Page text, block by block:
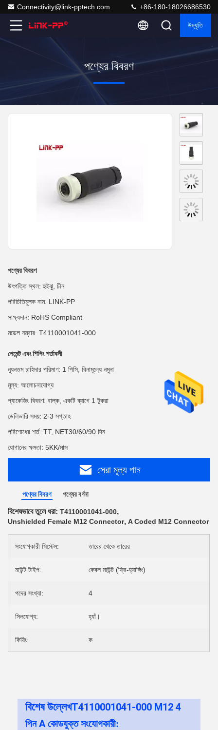
Connectivity@link-pptech.com +86-180-18026686530
উদ্ধৃতি
পণ্যের বিবরণ
পণ্যের বিবরণ
উৎপত্তি স্থল: হুইঝু, চীন
পরিচিতিমুলক নাম: LINK-PP
সাক্ষ্যদান: RoHS Compliant
মডেল নম্বার: T4110001041-000
পেমেন্ট এবং শিপিং শর্তাবলী
ন্যূনতম চাহিদার পরিমাণ: 1 পিসি, বিনামূল্যে নমুনা
মূল্য: আলোচনাযোগ্য
প্যাকেজিং বিবরণ: বাল্ক, একটি ব্যাগে 1 টুকরা
ডেলিভারি সময়: 2-3 সপ্তাহ
পরিশোধের শর্ত: TT, NET30/60/90 দিন
যোগানের ক্ষমতা: 5KK/মাস
সেরা মূল্য পান
পণ্যের বিবরণ পণ্যের বর্ণনা
বিশেষভাবে তুলে ধরা: T4110001041-000,
Unshielded Female M12 Connector, A Coded M12 Connector
সংযোগকারী সিস্টেম: তারের থেকে তারের
মাউন্ট টাইপ: কেবল মাউন্ট (ফ্রি-হ্যাঙ্গিং)
পদের সংখ্যা: 4
সিলযোগ্য: হ্যাঁ।
কিয়িং: ক
বিশেষ উল্লেখT4110001041-000 M12 4
পিন A কোডযুক্ত সংযোগকারী: